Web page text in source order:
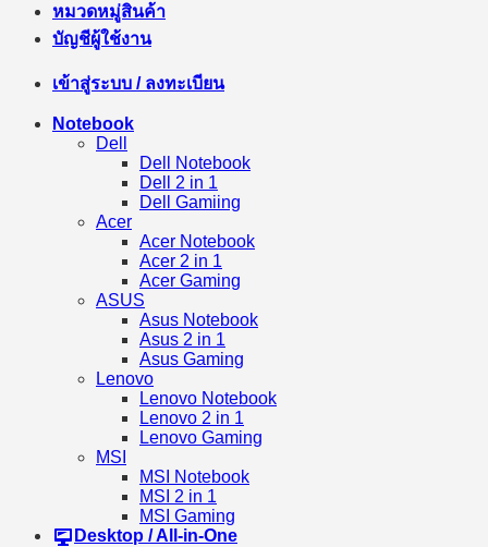
หมวดหมู่สินค้า
บัญชีผู้ใช้งาน
เข้าสู่ระบบ / ลงทะเบียน
Notebook
Dell
Dell Notebook
Dell 2 in 1
Dell Gamiing
Acer
Acer Notebook
Acer 2 in 1
Acer Gaming
ASUS
Asus Notebook
Asus 2 in 1
Asus Gaming
Lenovo
Lenovo Notebook
Lenovo 2 in 1
Lenovo Gaming
MSI
MSI Notebook
MSI 2 in 1
MSI Gaming
Desktop / All-in-One